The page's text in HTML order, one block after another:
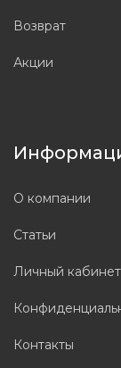
Возврат
Акции
О компании
Статьи
Личный кабинет
Контакты